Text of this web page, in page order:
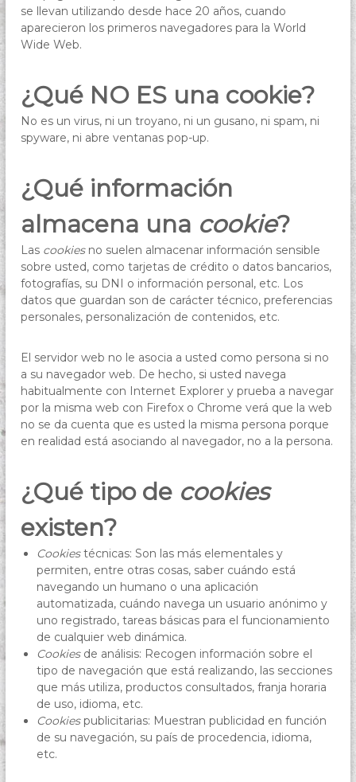
se llevan utilizando desde hace 20 años, cuando
aparecieron los primeros navegadores para la World
Wide Web.
¿Qué NO ES una cookie?
No es un virus, ni un troyano, ni un gusano, ni spam, ni
spyware, ni abre ventanas pop-up.
¿Qué información
almacena una cookie?
Las cookiesno suelen almacenar información sensible
sobre usted, como tarjetas de crédito o datos bancarios,
fotografías, su DNI o información personal, etc. Los
datos que guardan son de carácter técnico, preferencias
personales, personalización de contenidos, etc.
El servidor web no le asocia a usted como persona si no
a su navegador web. De hecho, si usted navega
habitualmente con Internet Explorer y prueba a navegar
por la misma web con Firefox o Chrome verá que la web
no se da cuenta que es usted la misma persona porque
en realidad está asociando al navegador, no a la persona.
¿Qué tipo de cookies
existen?
Cookiestécnicas: Son las más elementales y
permiten, entre otras cosas, saber cuándo está
navegando un humano o una aplicación
automatizada, cuándo navega un usuario anónimo y
uno registrado, tareas básicas para el funcionamiento
de cualquier web dinámica.
Cookiesde análisis: Recogen información sobre el
tipo de navegación que está realizando, las secciones
que más utiliza, productos consultados, franja horaria
de uso, idioma, etc.
Cookiespublicitarias: Muestran publicidad en función
de su navegación, su país de procedencia, idioma,
etc.